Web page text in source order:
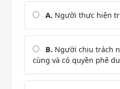
A. Người thực hiện
B. Người chịu trách
cùng và có quyền phê